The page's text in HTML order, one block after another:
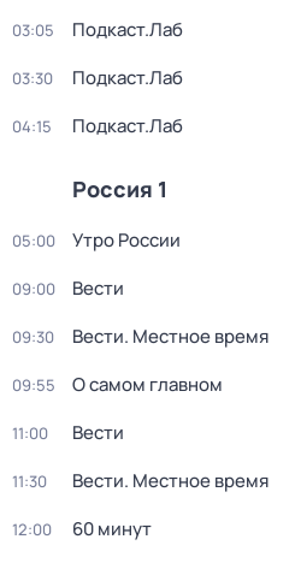
03:05 Подкаст.Лаб
03:30 Подкаст.Лаб
04:15 Подкаст.Лаб
Россия 1
05:00 Утро России
09:00 Вести
09:30 Вести. Местное время
09:55 О самом главном
11:00 Вести
11:30 Вести. Местное время
12:00 60 минут